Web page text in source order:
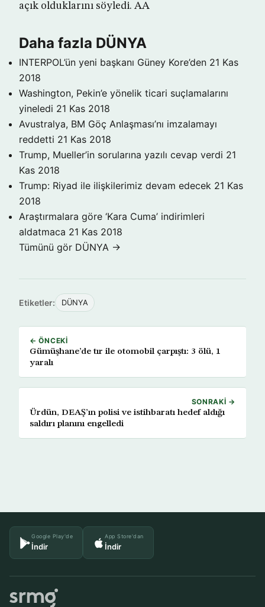
açık olduklarını söyledi. AA
Daha fazla DÜNYA
INTERPOL’ün yeni başkanı Güney Kore’den 21 Kas
2018
Washington, Pekin’e yönelik ticari suçlamalarını
yineledi 21 Kas 2018
Avustralya, BM Göç Anlaşması’nı imzalamayı
reddetti 21 Kas 2018
Trump, Mueller’in sorularına yazılı cevap verdi 21
Kas 2018
Trump: Riyad ile ilişkilerimiz devam edecek 21 Kas
2018
Araştırmalara göre ‘Kara Cuma’ indirimleri
aldatmaca 21 Kas 2018
Tümünü gör DÜNYA →
Etiketler: DÜNYA
← ÖNCEKI
Gümüşhane’de tır ile otomobil çarpıştı: 3 ölü, 1
yaralı
SONRAKI →
Ürdün, DEAŞ’ın polisi ve istihbaratı hedef aldığı
saldırı planını engelledi
Google Play'de
İndir
App Store'dan
İndir